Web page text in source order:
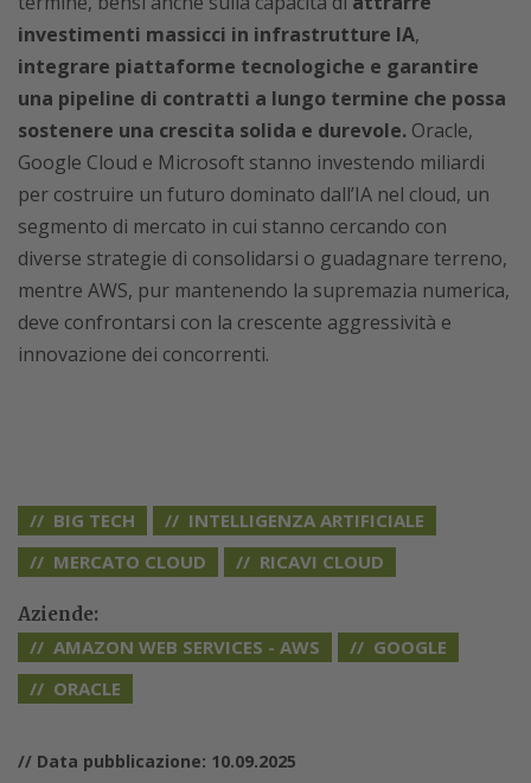
investimenti massicci in infrastrutture IA,
integrare piattaforme tecnologiche e garantire
una pipeline di contratti a lungo termine che possa
sostenere una crescita solida e durevole. Oracle,
Google Cloud e Microsoft stanno investendo miliardi
per costruire un futuro dominato dall’IA nel cloud, un
segmento di mercato in cui stanno cercando con
diverse strategie di consolidarsi o guadagnare terreno,
mentre AWS, pur mantenendo la supremazia numerica,
deve confrontarsi con la crescente aggressività e
innovazione dei concorrenti.
BIG TECH
INTELLIGENZA ARTIFICIALE
MERCATO CLOUD
RICAVI CLOUD
Aziende:
AMAZON WEB SERVICES - AWS
GOOGLE
ORACLE
// Data pubblicazione: 10.09.2025